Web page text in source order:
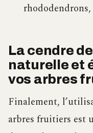
rhododendrons,
La cendre
naturelle et
vos arbres
Finalement,
arbres fruitiers est